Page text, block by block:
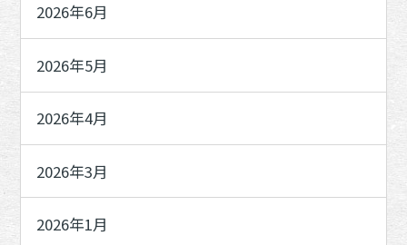
2026年6月
2026年5月
2026年4月
2026年3月
2026年1月